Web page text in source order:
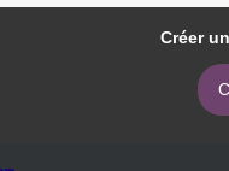
Créer